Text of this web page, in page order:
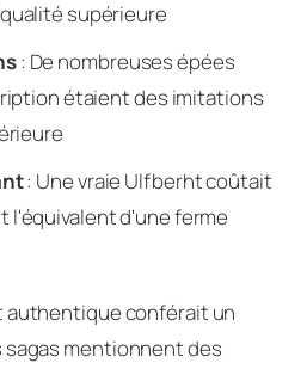
supérieure
: De nombreuses épées
étaient des imitations
: Une vraie Ulfberht coûtait
l'équivalent d'une ferme
authentique conférait un
mentionnent des